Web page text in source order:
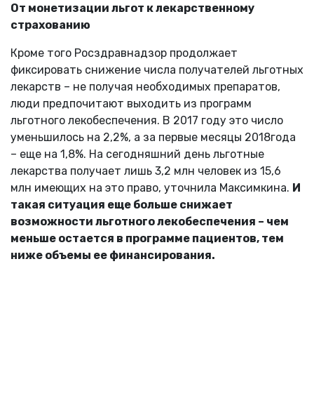
От монетизации льгот к лекарственному
страхованию
Кроме того Росздравнадзор продолжает
фиксировать снижение числа получателей льготных
лекарств – не получая необходимых препаратов,
люди предпочитают выходить из программ
льготного лекобеспечения. В 2017 году это число
уменьшилось на 2,2%, а за первые месяцы 2018года
– еще на 1,8%. На сегодняшний день льготные
лекарства получает лишь 3,2 млн человек из 15,6
млн имеющих на это право, уточнила Максимкина. И
такая ситуация еще больше снижает
возможности льготного лекобеспечения – чем
меньше остается в программе пациентов, тем
ниже объемы ее финансирования.